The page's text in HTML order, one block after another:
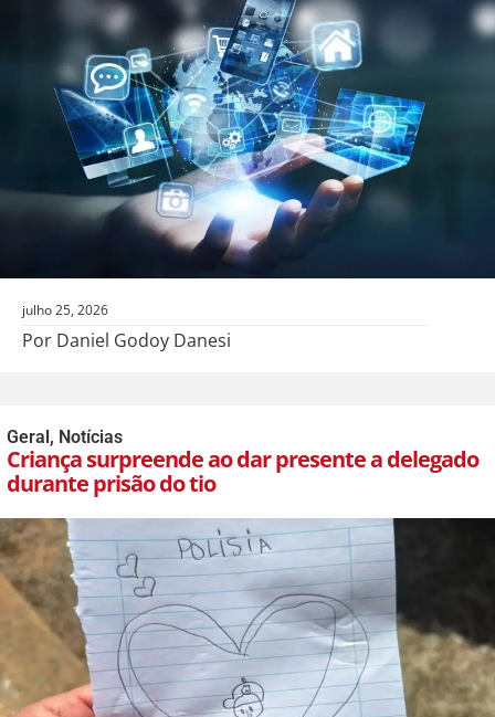
julho 25, 2026
Por Daniel Godoy Danesi
Geral , Notícias
Criança surpreende ao dar presente a delegado
durante prisão do tio